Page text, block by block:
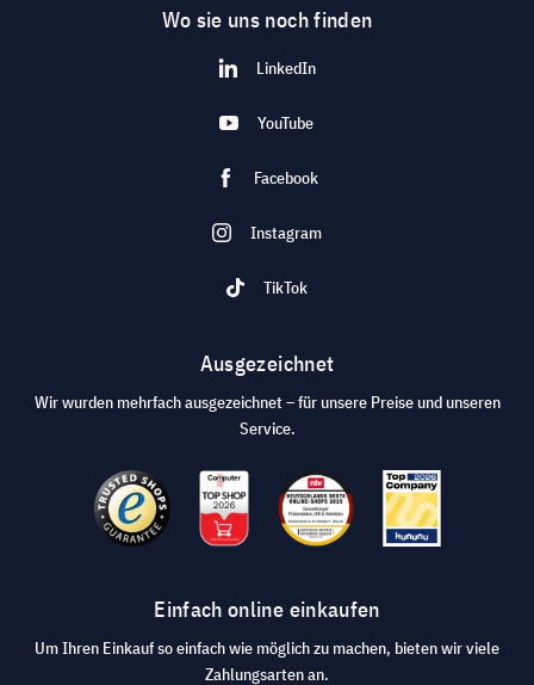
Wo sie uns noch finden
LinkedIn
YouTube
Facebook
Instagram
TikTok
Ausgezeichnet
Wir wurden mehrfach ausgezeichnet – für unsere Preise und unseren
Service.
Einfach online einkaufen
Um Ihren Einkauf so einfach wie möglich zu machen, bieten wir viele
Zahlungsarten an.